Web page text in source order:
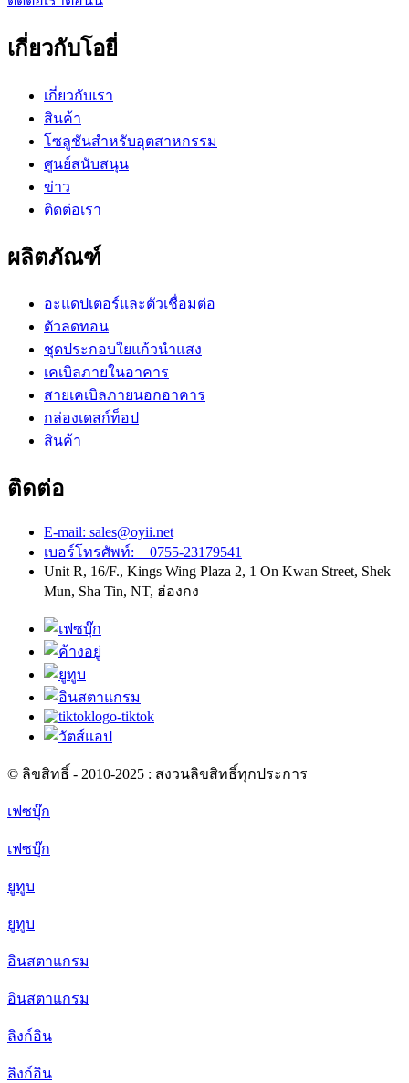
เกี่ยวกับโอยี่
เกี่ยวกับเรา
สินค้า
โซลูชันสำหรับอุตสาหกรรม
ศูนย์สนับสนุน
ข่าว
ติดต่อเรา
ผลิตภัณฑ์
อะแดปเตอร์และตัวเชื่อมต่อ
ตัวลดทอน
ชุดประกอบใยแก้วนำแสง
เคเบิลภายในอาคาร
สายเคเบิลภายนอกอาคาร
กล่องเดสก์ท็อป
สินค้า
ติดต่อ
E-mail: sales@oyii.net
เบอร์โทรศัพท์: + 0755-23179541
Unit R, 16/F., Kings Wing Plaza 2, 1 On Kwan Street, Shek
Mun, Sha Tin, NT, ฮ่องกง
© ลิขสิทธิ์ - 2010-2025 : สงวนลิขสิทธิ์ทุกประการ
เฟซบุ๊ก
เฟซบุ๊ก
ยูทูบ
ยูทูบ
อินสตาแกรม
อินสตาแกรม
ลิงก์อิน
ลิงก์อิน